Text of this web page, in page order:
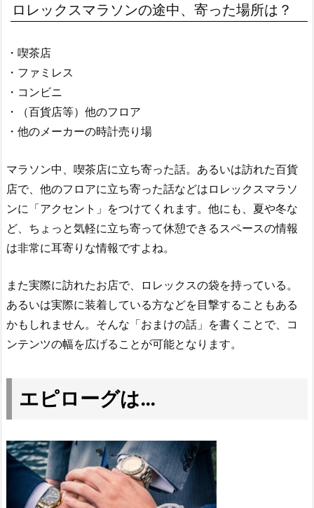
ロレックスマラソンの途中、寄った場所は？
・喫茶店
・ファミレス
・コンビニ
・（百貨店等）他のフロア
・他のメーカーの時計売り場
マラソン中、喫茶店に立ち寄った話。あるいは訪れた百貨
店で、他のフロアに立ち寄った話などはロレックスマラソ
ンに「アクセント」をつけてくれます。他にも、夏や冬な
ど、ちょっと気軽に立ち寄って休憩できるスペースの情報
は非常に耳寄りな情報ですよね。
また実際に訪れたお店で、ロレックスの袋を持っている。
あるいは実際に装着している方などを目撃することもある
かもしれません。そんな「おまけの話」を書くことで、コ
ンテンツの幅を広げることが可能となります。
エピローグは…